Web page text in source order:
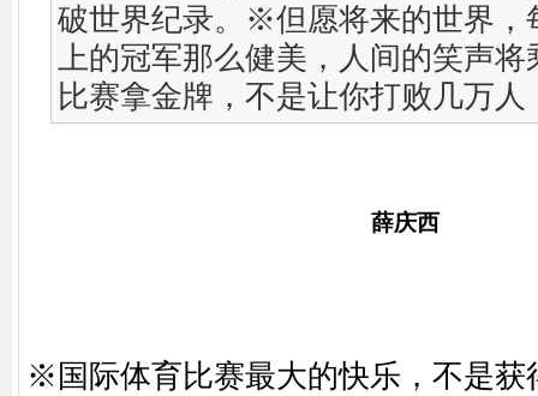
破世界纪录。※但愿将来的世界，
上的冠军那么健美，人间的笑声
比赛拿金牌，不是让你打败几万人
薛庆西
※国际体育比赛最大的快乐，不是获